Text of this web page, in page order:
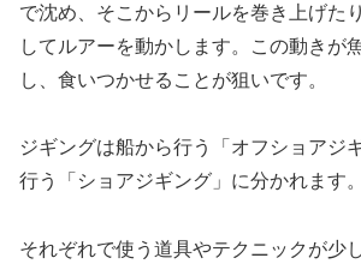
で沈め、そこからリールを巻き上げた
してルアーを動かします。この動きが
し、食いつかせることが狙いです。
ジギングは船から行う「オフショアジ
行う「ショアジギング」に分かれます。
それぞれで使う道具やテクニックが少